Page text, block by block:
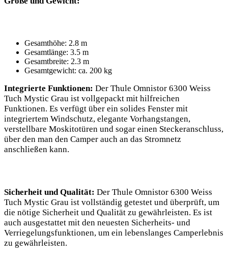
Gesamthöhe: ‍2.8 m
Gesamtlänge: 3.5 m
Gesamtbreite: 2.3 m
Gesamtgewicht: ca. 200 kg
Integrierte Funktionen: Der Thule Omnistor 6300 Weiss
Tuch Mystic‍ Grau ist vollgepackt mit hilfreichen
Funktionen. Es verfügt über ein solides Fenster mit
‍integriertem Windschutz, elegante ‍Vorhangstangen,
verstellbare Moskitotüren ​und sogar einen Steckeranschluss,
über den man den Camper auch an das Stromnetz
anschließen kann.
Sicherheit und Qualität: Der Thule Omnistor 6300 Weiss
Tuch Mystic Grau ist vollständig getestet und überprüft, um
die nötige Sicherheit und Qualität zu gewährleisten. Es⁣ ist
auch ausgestattet⁤ mit den neuesten Sicherheits- und
Verriegelungsfunktionen, um ⁤ein lebenslanges Camperlebnis
zu gewährleisten.